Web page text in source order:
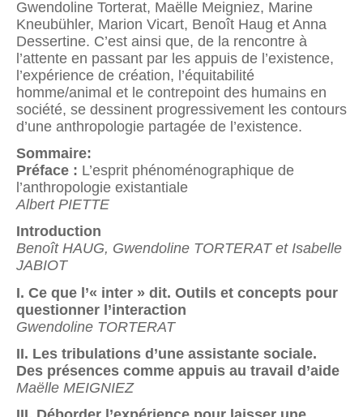
Gwendoline Torterat, Maëlle Meigniez, Marine
Kneubühler, Marion Vicart, Benoît Haug et Anna
Dessertine. C’est ainsi que, de la rencontre à
l’attente en passant par les appuis de l’existence,
l’expérience de création, l’équitabilité
homme/animal et le contrepoint des humains en
société, se dessinent progressivement les contours
d’une anthropologie partagée de l’existence.
Sommaire:
Préface : L’esprit phénoménographique de
l’anthropologie existantiale
Albert PIETTE
Introduction
Benoît HAUG, Gwendoline TORTERAT et Isabelle
JABIOT
I. Ce que l’« inter » dit. Outils et concepts pour
questionner l’interaction
Gwendoline TORTERAT
II. Les tribulations d’une assistante sociale.
Des présences comme appuis au travail d’aide
Maëlle MEIGNIEZ